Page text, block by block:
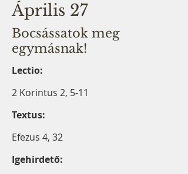
Április 27
Bocsássatok meg
egymásnak!
Lectio:
2 Korintus 2, 5-11
Textus:
Efezus 4, 32
Igehirdető: